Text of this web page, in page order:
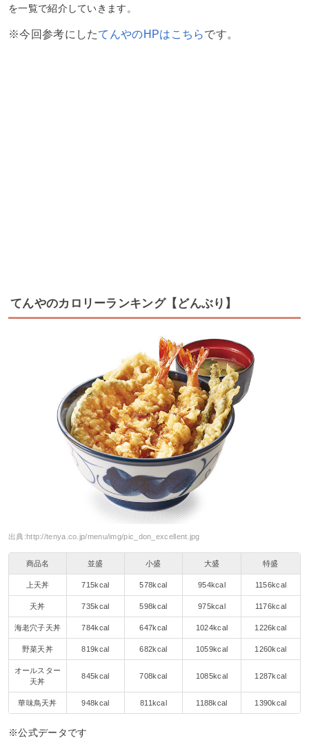
を一覧で紹介していきます。
※今回参考にしたてんやのHPはこちらです。
てんやのカロリーランキング【どんぶり】
出典: http://tenya.co.jp/menu/img/pic_don_excellent.jpg
商品名 並盛 小盛 大盛 特盛
上天丼 715kcal 578kcal 954kcal 1156kcal
天丼 735kcal 598kcal 975kcal 1176kcal
海老穴子天丼 784kcal 647kcal 1024kcal 1226kcal
野菜天丼 819kcal 682kcal 1059kcal 1260kcal
オールスター
天丼
845kcal 708kcal 1085kcal 1287kcal
華味鳥天丼 948kcal 811kcal 1188kcal 1390kcal
※公式データです